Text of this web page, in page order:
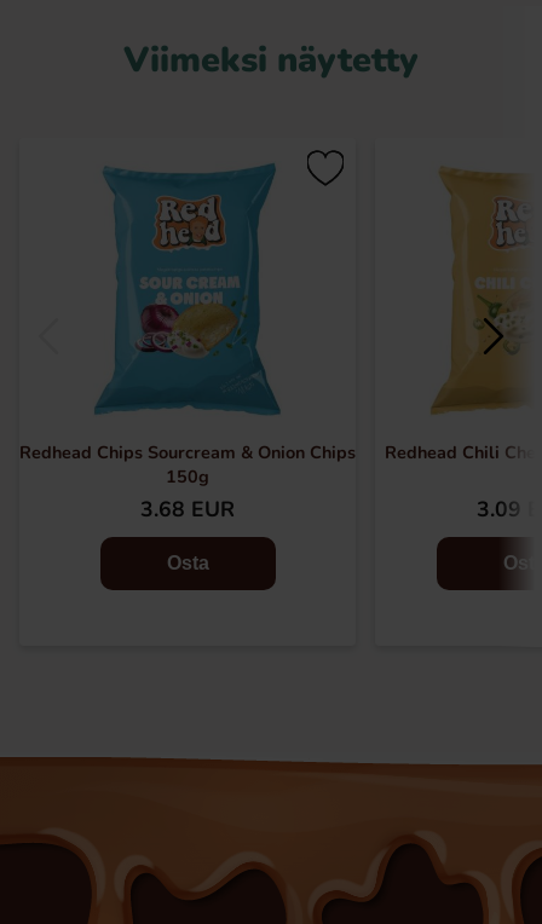
Viimeksi näytetty
Redhead Chips Sourcream & Onion Chips
150g
3.68 EUR
Osta
Redhead Chili
3.09